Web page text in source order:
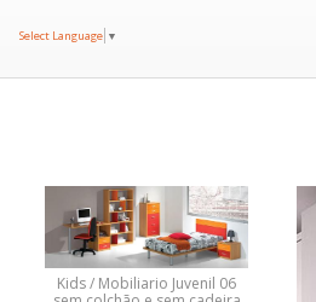
Select Language ▼
Kids / Mobiliario Juvenil 06